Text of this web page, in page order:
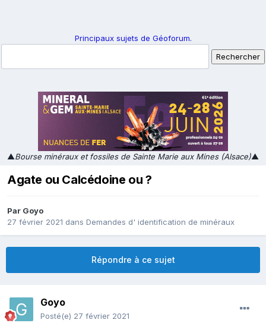
Principaux sujets de Géoforum.
▲Bourse minéraux et fossiles de Sainte Marie aux Mines (Alsace)▲
Agate ou Calcédoine ou ?
Par Goyo
27 février 2021 dans Demandes d' identification de minéraux
Répondre à ce sujet
Goyo
Posté(e) 27 février 2021